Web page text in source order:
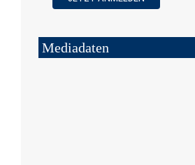
Mediadaten